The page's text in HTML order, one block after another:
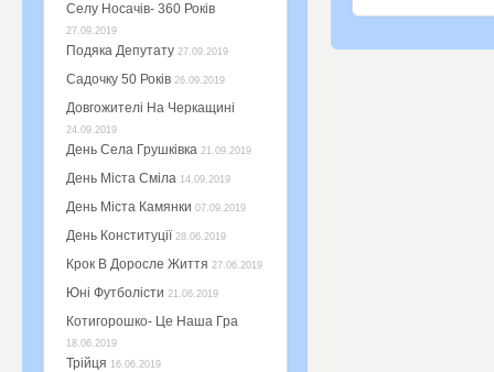
Селу Носачів- 360 Років
27.09.2019
Подяка Депутату 27.09.2019
Садочку 50 Років 26.09.2019
Довгожителі На Черкащині
24.09.2019
День Села Грушківка 21.09.2019
День Міста Сміла 14.09.2019
День Міста Камянки 07.09.2019
День Конституції 28.06.2019
Крок В Доросле Життя 27.06.2019
Юні Футболісти 21.06.2019
Котигорошко- Це Наша Гра
18.06.2019
Трійця 16.06.2019